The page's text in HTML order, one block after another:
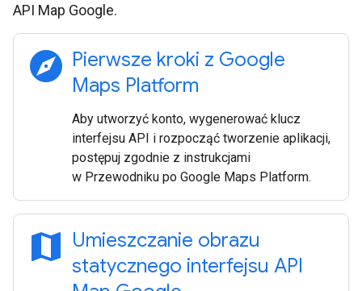
API Map Google.
explore Pierwsze kroki z Google
Maps Platform
Aby utworzyć konto, wygenerować klucz
interfejsu API i rozpocząć tworzenie aplikacji,
postępuj zgodnie z instrukcjami
w Przewodniku po Google Maps Platform.
map Umieszczanie obrazu
statycznego interfejsu API